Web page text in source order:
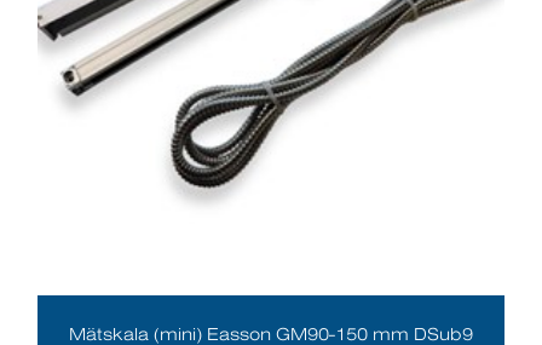
Mätskala (mini) Easson GM90-150 mm DSub9